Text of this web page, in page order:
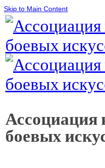
Skip to Main Content
Ассоциация
боевых